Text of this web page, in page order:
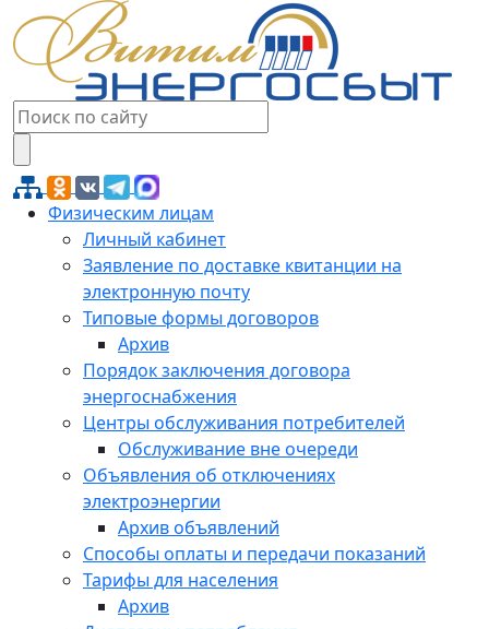
Физическим лицам
Личный кабинет
Заявление по доставке квитанции на
электронную почту
Типовые формы договоров
Архив
Порядок заключения договора
энергоснабжения
Центры обслуживания потребителей
Обслуживание вне очереди
Объявления об отключениях
электроэнергии
Архив объявлений
Способы оплаты и передачи показаний
Тарифы для населения
Архив